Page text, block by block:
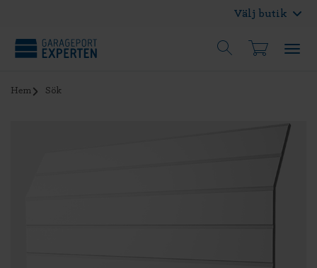
Välj butik
Hem Sök